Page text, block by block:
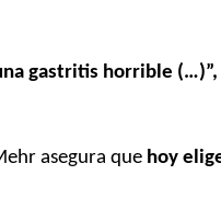
gastritis horrible (…)”,
asegura que hoy